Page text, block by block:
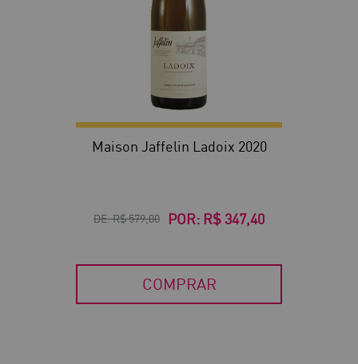
Maison Jaffelin Ladoix 2020
DE:R$ 579,00 POR: R$ 347,40
COMPRAR